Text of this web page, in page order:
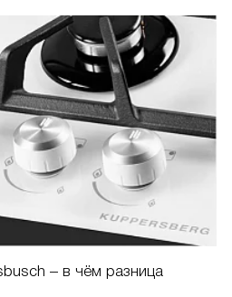
– в чём разница